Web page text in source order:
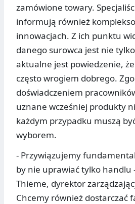
zamówione towary.
informują również
innowacjach. Z ich punktu
danego surowca jest nie
aktualne jest powiedzenie,
często wrogiem dobrego.
doświadczeniem
uznane wcześniej produkty
każdym przypadku muszą
wyborem.
- Przywiązujemy
by nie uprawiać tylko handlu
Thieme, dyrektor
Chcemy również dostarczać